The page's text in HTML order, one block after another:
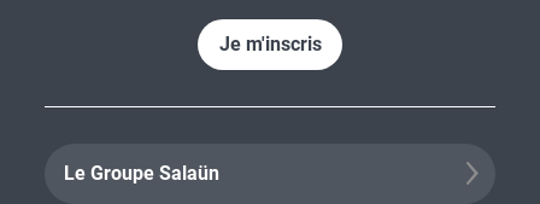
Je m'inscris
Le Groupe Salaün